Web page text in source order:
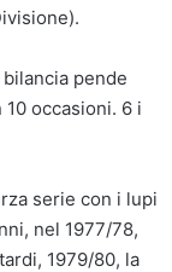
pende
occasioni. 6 i
serie con i lupi
nel 1977/78,
1979/80, la